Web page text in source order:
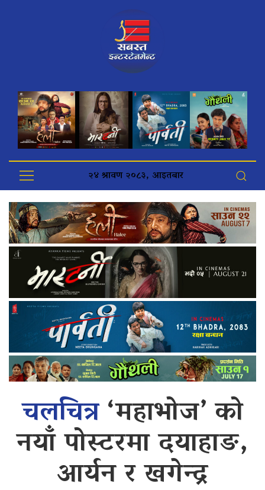
२४ श्रावण २०८३, आइतबार
चलचित्र‘महाभोज’ को
नयाँ पोस्टरमा दयाहाङ,
आर्यन र खगेन्द्र